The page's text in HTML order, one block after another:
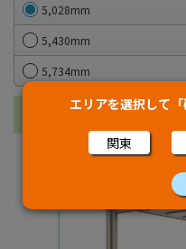
エリアを選択して「
関東
5,028mm
5,430mm
5,734mm